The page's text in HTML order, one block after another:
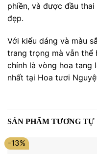
phiền, và được đầu
đẹp.
Với kiểu dáng và màu
trang trọng mà vẫn thể
chính là vòng hoa tang
nhất tại Hoa tươi
SẢN PHẨM TƯƠNG TỰ
-13%